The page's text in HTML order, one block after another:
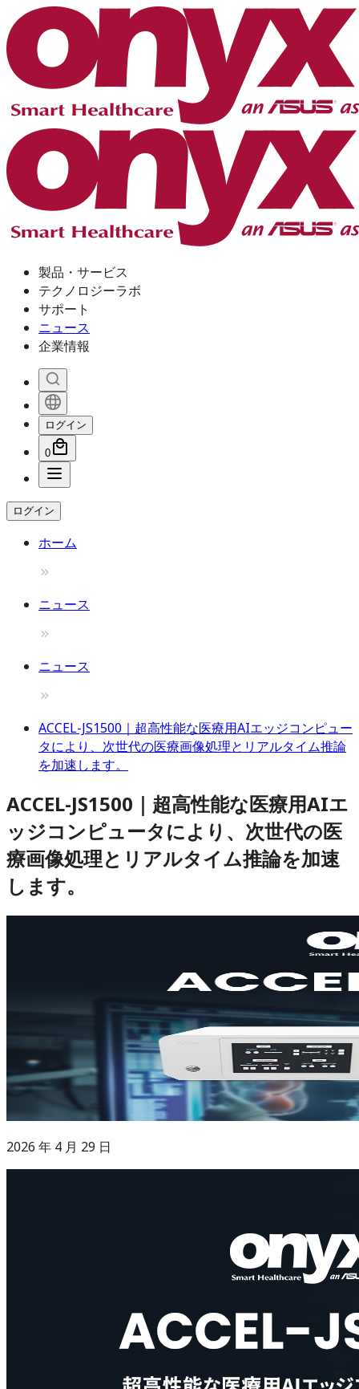
製品・サービス
テクノロジーラボ
サポート
ニュース
企業情報
ログイン
0
ログイン
ホーム
ニュース
ニュース
ACCEL-JS1500｜超高性能な医療用AIエッジコンピュー
タにより、次世代の医療画像処理とリアルタイム推論
を加速します。
ACCEL-JS1500｜超高性能な医療用AIエ
ッジコンピュータにより、次世代の医
療画像処理とリアルタイム推論を加速
します。
2026 年 4 月 29 日